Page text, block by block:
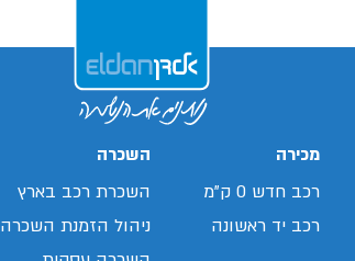
מכירה
רכב חדש 0 ק"מ
רכב יד ראשונה
השכרה
השכרת רכב בארץ
ניהול הזמנת השכרה